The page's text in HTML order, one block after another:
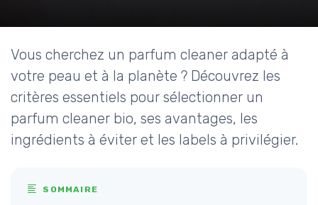
Vous cherchez un parfum cleaner adapté à
votre peau et à la planète ? Découvrez les
critères essentiels pour sélectionner un
parfum cleaner bio, ses avantages, les
ingrédients à éviter et les labels à privilégier.
SOMMAIRE